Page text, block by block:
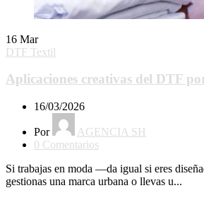
16 Mar
DTF Textil
Aplicaciones creativas del DTF
16/03/2026
Por
AGENCIA SH
0 Comentarios
Si trabajas en moda —da igual si eres
gestionas una marca urbana o llevas u...